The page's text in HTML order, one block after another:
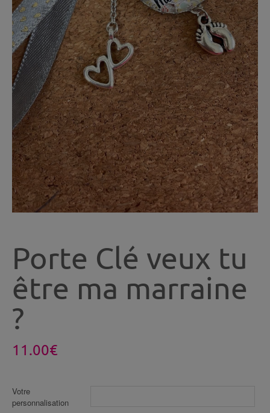
Porte Clé veux tu
être ma marraine
?
11.00€
Votre
personnalisation